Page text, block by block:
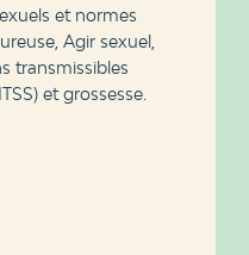
et normes
Agir sexuel,
transmissibles
et grossesse.